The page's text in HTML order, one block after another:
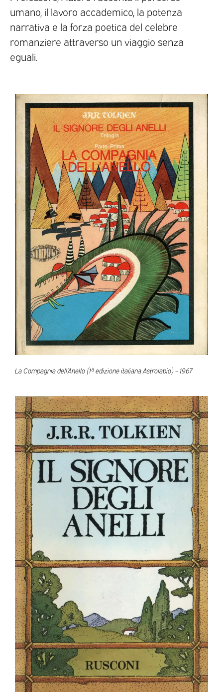
umano, il lavoro accademico, la potenza
narrativa e la forza poetica del celebre
romanziere attraverso un viaggio senza
eguali.
La Compagnia dell’Anello (1ª edizione italiana Astrolabio) – 1967